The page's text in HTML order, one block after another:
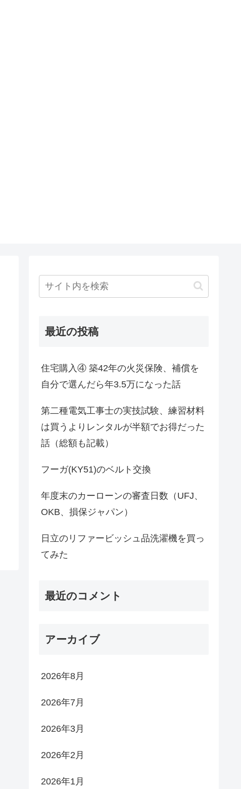
最近の投稿
住宅購入④ 築42年の火災保険、補償を
自分で選んだら年3.5万になった話
第二種電気工事士の実技試験、練習材料
は買うよりレンタルが半額でお得だった
話（総額も記載）
フーガ(KY51)のベルト交換
年度末のカーローンの審査日数（UFJ、
OKB、損保ジャパン）
日立のリファービッシュ品洗濯機を買っ
てみた
最近のコメント
アーカイブ
2026年8月
2026年7月
2026年3月
2026年2月
2026年1月